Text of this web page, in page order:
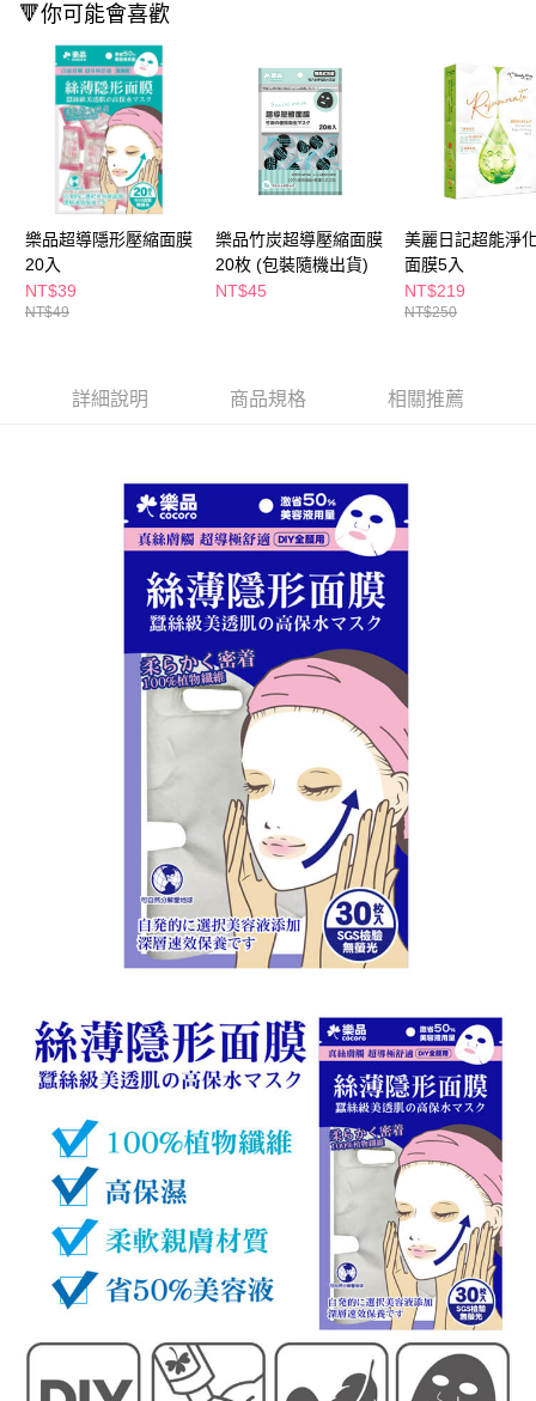
【「AFTEE先享後付」結帳流程】
結帳頁面，進行簡訊認證並確認金額後，即可完成結帳。
２．訂單成立數日內，您將收到繳費通知簡訊。
３．收到繳費通知簡訊後14天內，點擊此簡訊中的連結，可透過四大超商／
ATM／網路銀行／等多元方式進行付款，方視為交易完成。
※ 請注意：結帳手續完成當下不需立刻繳費，但若您需要取消訂單，請聯絡
購買商品的店家。未經商家同意取消之訂單仍視為有效，需透過AFTEE先享
後付繳納相關費用。
※ 交易是否成功請以「AFTEE先享後付 」之結帳頁面顯示為準，若有關於
是否繳費成功／繳費後需取消欲退款等相關疑問，請聯繫「AFTEE先享後付
客戶支援中心」https://netprotections.freshdesk.com/support/home
【注意事項】
１．透過由恩沛科技股份有限公司提供之「AFTEE先享後付」服務完成之交
https://aftee.tw/terms/#terms3
４．使用「AFTEE先享後付」時，將依據個別帳號之用戶狀況，依本公司即
時審查核予不同之上限額度；若仍有額度不足之情形，本公司將視審查結果
請求用戶進行身份認證。
５．嚴禁一人註冊多個帳號或使用他人資訊註冊。若發現惡意使用之情形，
恩沛科技股份有限公司將有權停止該用戶之使用額度並採取法律行動。
每筆NT$65，滿NT$390(含以上)免運費
付款後全家取貨
每筆NT$65，滿NT$390(含以上)免運費
萊爾富取貨付款
每筆NT$65，滿NT$490(含以上)免運費
付款後萊爾富取貨
每筆NT$65，滿NT$490(含以上)免運費
7-11取貨付款
每筆NT$65，滿NT$490(含以上)免運費
每筆NT$65，滿NT$490(含以上)免運費
付款後寶雅門市自取(由倉庫統一出貨)
每筆NT$80，滿NT$290(含以上)免運費
🔻你可能會喜歡
樂品超導隱形壓縮面膜
20入
NT$39
NT$49
樂品竹炭超導壓縮面膜
20枚 (包裝隨機出貨)
NT$45
美麗日記超能淨
面膜5入
NT$219
NT$250
詳細說明 商品規格 相關推薦